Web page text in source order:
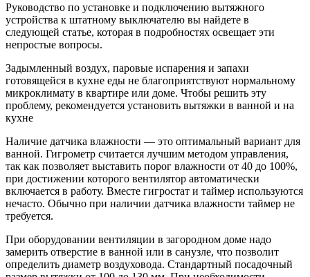
Руководство по установке и подключению вытяжного
устройства к штатному выключателю вы найдете в
следующей статье, которая в подробностях освещает эти
непростые вопросы.
Задымленный воздух, паровые испарения и запахи
готовящейся в кухне еды не благоприятствуют нормальному
микроклимату в квартире или доме. Чтобы решить эту
проблему, рекомендуется установить вытяжки в ванной и на
кухне
Наличие датчика влажности — это оптимальный вариант для
ванной. Гигрометр считается лучшим методом управления,
так как позволяет выставить порог влажности от 40 до 100%,
при достижении которого вентилятор автоматически
включается в работу. Вместе гигростат и таймер используются
нечасто. Обычно при наличии датчика влажности таймер не
требуется.
При оборудовании вентиляции в загородном доме надо
замерить отверстие в ванной или в санузле, что позволит
определить диаметр воздуховода. Стандартный посадочный